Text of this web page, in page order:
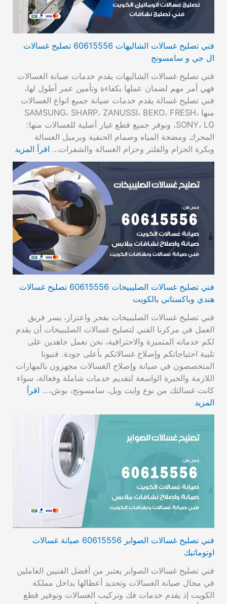
فني تصليح غسالات الشاليهات 60615556 تصليح غسالات
ال جي و سامسونج
فني تصليح غسالات الشاليهات يقدم خدمات صيانة الغسالات
فهي أمر مهم لضمان عملها بكفاءة وتأمين عمر أطول لها،
فني تصليح غسالة يقدم خدمات صيانة جميع انواع الغسالات
منها SAMSUNG، SHARP، ZANUSSI، BEKO، FRESH،
SONY، LG، ونوفر جميع قطع غيار أصلية للغسالات منها:
المحرك ومضخة المياه وصمام الحنفية وبرميل الغسالة
وبكرة الحزام والفلتر وحزام الغسالة والشفرات… اقرأ المزيد
فني تصليح غسالات الصليبيخات 60615556 تصليح غسالات
هندي وباكستاني بالكويت
فني تصليح غسالات الصليبيخات بفخر واعتزاز، يسر فريق
العمل في مركزنا الفني لتصليح غسالات الصليبيخات أن يقدم
لكم خدماته المتميزة والاحترافية، نحن نعمل جاهدين على
تلبية احتياجاتكم وإصلاح غسالاتكم بأعلى جودة. فنيونا
المتخصصون في صيانة وإصلاح الغسالات مجهزون بالمهارات
اللازمة والخبرة الواسعة لتقديم خدمات شاملة وفعالة، سواء
كانت غسالتك من نوع وايت ويل، سامسونج، بوش،… اقرأ
المزيد
فني تصليح غسالات الصوابر 60615556 صيانة غسالات
اوتوماتيك
فني تصليح غسالات الصوابر يعتبر من أفضل الفنيين العاملين
في مجال صيانة الغسالات وتحديد أعطالها بداخل مملكة
الكويت إذ يقدم خدمات فك وتركيب الغسالات وتوفير قطع